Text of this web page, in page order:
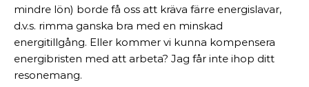
mindre lön) borde få oss att kräva färre energislavar,
d.v.s. rimma ganska bra med en minskad
energitillgång. Eller kommer vi kunna kompensera
energibristen med att arbeta? Jag får inte ihop ditt
resonemang.